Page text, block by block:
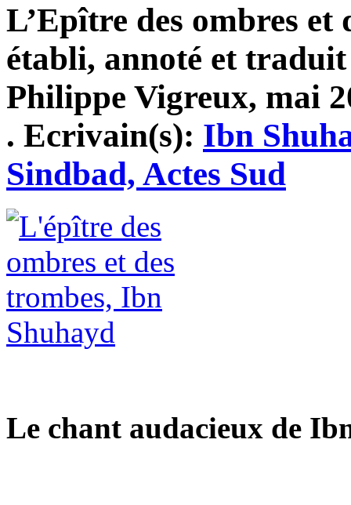
L’Epître des ombres et
établi, annoté et
Philippe Vigreux, mai
. Ecrivain(s): Ibn
Sindbad, Actes Sud
Le chant audacieux de